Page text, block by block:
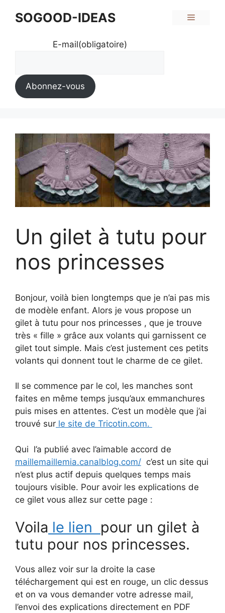
SOGOOD-IDEAS Menu
E-mail(obligatoire)
Abonnez-vous
Un gilet à tutu pour
nos princesses
Bonjour, voilà bien longtemps que je n’ai pas mis
de modèle enfant. Alors je vous propose un
gilet à tutu pour nos princesses , que je trouve
très « fille » grâce aux volants qui garnissent ce
gilet tout simple. Mais c’est justement ces petits
volants qui donnent tout le charme de ce gilet.
Il se commence par le col, les manches sont
faites en même temps jusqu’aux emmanchures
puis mises en attentes. C’est un modèle que j’ai
trouvé sur le site de Tricotin.com.
Qui l’a publié avec l’aimable accord de
maillemaillemia.canalblog.com/ c’est un site qui
n’est plus actif depuis quelques temps mais
toujours visible. Pour avoir les explications de
ce gilet vous allez sur cette page :
Voila le lien pour un gilet à
tutu pour nos princesses.
Vous allez voir sur la droite la case
téléchargement qui est en rouge, un clic dessus
et on va vous demander votre adresse mail,
l’envoi des explications directement en PDF